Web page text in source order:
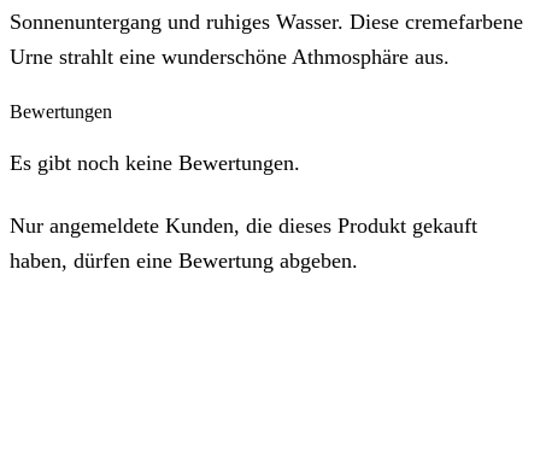
Sonnenuntergang und ruhiges Wasser. Diese cremefarbene
Urne strahlt eine wunderschöne Athmosphäre aus.
Bewertungen
Es gibt noch keine Bewertungen.
Nur angemeldete Kunden, die dieses Produkt gekauft
haben, dürfen eine Bewertung abgeben.